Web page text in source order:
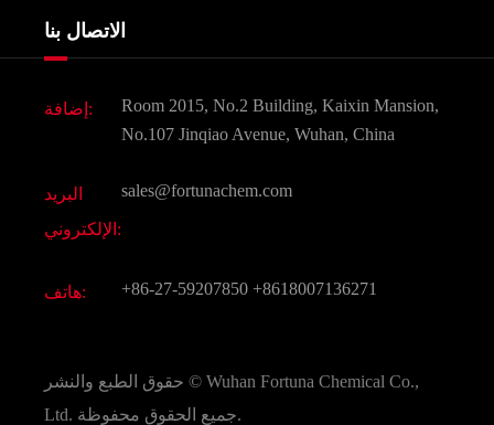
مكونات مستحضرات التجميل
النكهات و عطور
الكيميائية CAS
جميع المواد الكيميائية غرامة
شركة التاريخ
الاتصال بنا
إضافة:
Room 2015, No.2 Building, Kaixin Mansion,
No.107 Jinqiao Avenue, Wuhan, China
البريد
الإلكتروني:
sales@fortunachem.com
هاتف: +86-27-59207850 +8618007136271
حقوق الطبع والنشر © Wuhan Fortuna Chemical Co.,
Ltd.
جميع الحقوق محفوظة.